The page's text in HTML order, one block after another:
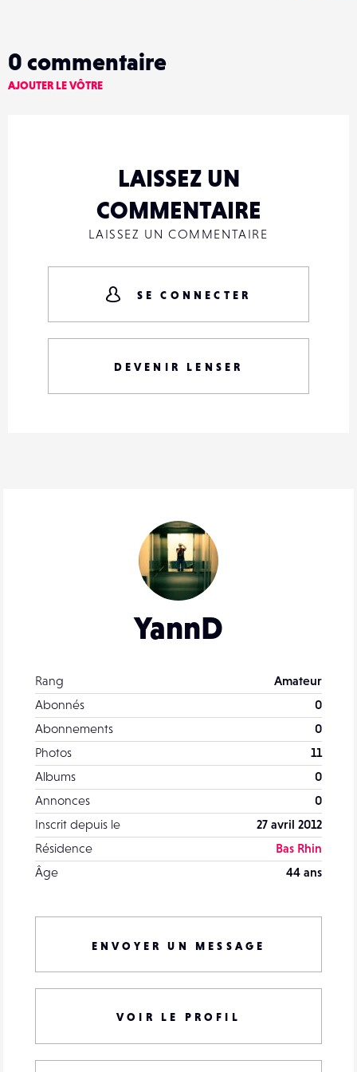
YannD
Rang
Amateur
Abonnés
0
Abonnements
0
Photos
11
Albums
0
Annonces
0
Inscrit depuis le
27 avril 2012
Résidence
Bas Rhin
Âge
44 ans
ENVOYER UN MESSAGE
VOIR LE PROFIL
0 commentaire
AJOUTER LE VÔTRE
LAISSEZ UN
COMMENTAIRE
LAISSEZ UN COMMENTAIRE
SE CONNECTER
DEVENIR LENSER